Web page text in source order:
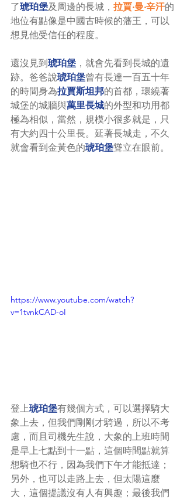
了琥珀堡及周邊的長城， 拉賈‧曼‧辛汗的
地位有點像是中國古時候的藩王，可以
想見他受信任的程度。
還沒見到琥珀堡 ，就會先看到長城的遺
跡。爸爸說琥珀堡曾有長達一百五十年
的時間身為拉賈斯坦邦的首都，環繞著
城堡的城牆與萬里長城的外型和功用都
極為相似，當然，規模小很多就是，只
有大約四十公里長。延著長城走，不久
就會看到金黃色的琥珀堡聳立在眼前。
https://www.youtube.com/watch?
v=1tvnkCAD-oI
登上琥珀堡有幾個方式，可以選擇騎大
象上去，但我們剛剛才騎過，所以不考
慮，而且司機先生說，大象的上班時間
是早上七點到十一點，這個時間點就算
想騎也不行，因為我們下午才能抵達；
另外，也可以走路上去，但太陽這麼
大，這個提議沒有人有興趣；最後我們